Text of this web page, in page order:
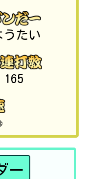
うたい
165
ー